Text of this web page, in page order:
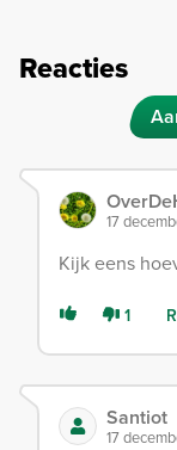
Reacties
17
Kijk eens
1
Santiot
17